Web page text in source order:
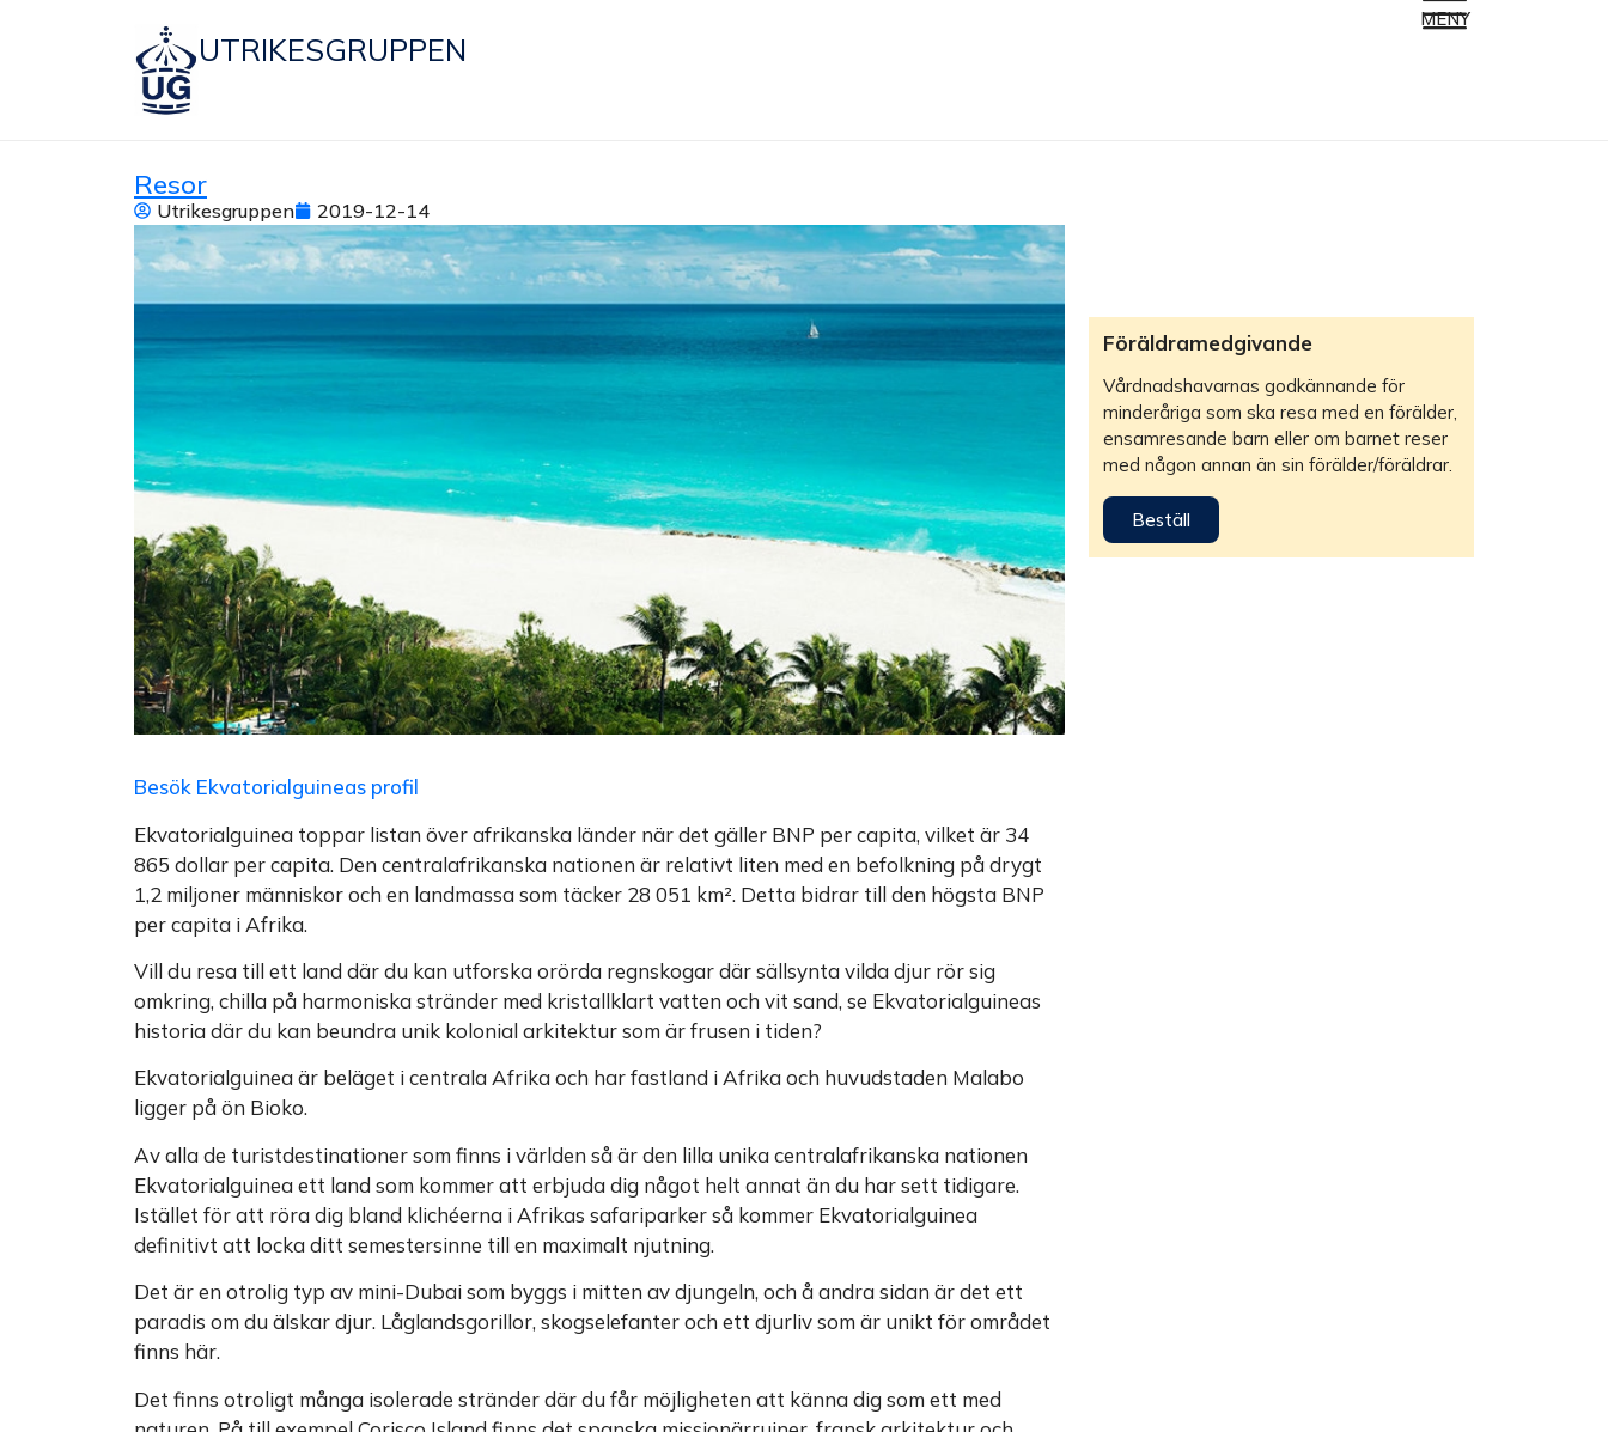
UTRIKESGRUPPEN
MENY
Resor
Utrikesgruppen 2019-12-14
Besök Ekvatorialguineas profil
Ekvatorialguinea toppar listan över afrikanska länder när det gäller BNP per capita, vilket är 34
865 dollar per capita. Den centralafrikanska nationen är relativt liten med en befolkning på drygt
1,2 miljoner människor och en landmassa som täcker 28 051 km². Detta bidrar till den högsta BNP
per capita i Afrika.
Vill du resa till ett land där du kan utforska orörda regnskogar där sällsynta vilda djur rör sig
omkring, chilla på harmoniska stränder med kristallklart vatten och vit sand, se Ekvatorialguineas
historia där du kan beundra unik kolonial arkitektur som är frusen i tiden?
Ekvatorialguinea är beläget i centrala Afrika och har fastland i Afrika och huvudstaden Malabo
ligger på ön Bioko.
Av alla de turistdestinationer som finns i världen så är den lilla unika centralafrikanska nationen
Ekvatorialguinea ett land som kommer att erbjuda dig något helt annat än du har sett tidigare.
Istället för att röra dig bland klichéerna i Afrikas safariparker så kommer Ekvatorialguinea
definitivt att locka ditt semestersinne till en maximalt njutning.
Det är en otrolig typ av mini-Dubai som byggs i mitten av djungeln, och å andra sidan är det ett
paradis om du älskar djur. Låglandsgorillor, skogselefanter och ett djurliv som är unikt för området
finns här.
Det finns otroligt många isolerade stränder där du får möjligheten att känna dig som ett med
Föräldramedgivande
Vårdnadshavarnas godkännande för
minderåriga som ska resa med en förälder,
ensamresande barn eller om barnet reser
med någon annan än sin förälder/föräldrar.
Beställ